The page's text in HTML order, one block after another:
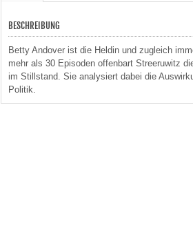
BESCHREIBUNG
Betty Andover ist die Heldin und zugleich
mehr als 30 Episoden offenbart Streeruwitz
im Stillstand. Sie analysiert dabei die
Politik.